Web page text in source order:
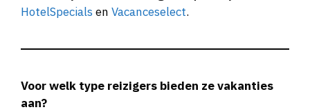
HotelSpecials en Vacanceselect.
Voor welk type reizigers bieden ze vakanties
aan?